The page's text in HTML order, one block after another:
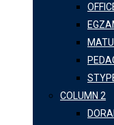
COLUMN 2